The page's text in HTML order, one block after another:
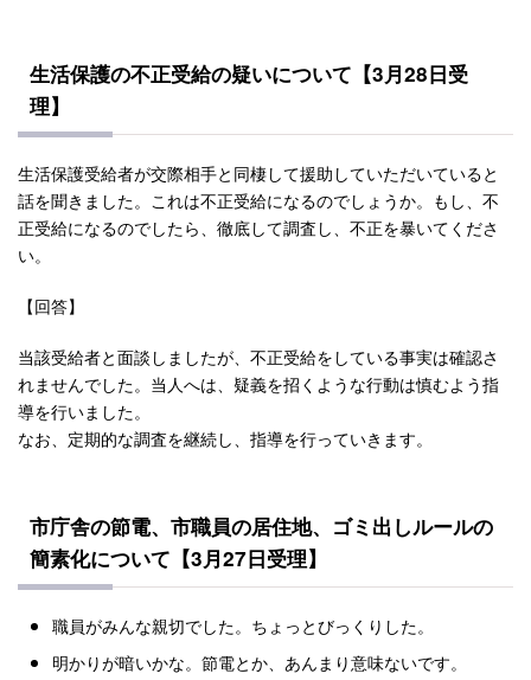
生活保護の不正受給の疑いについて【3月28日受
理】
生活保護受給者が交際相手と同棲して援助していただいていると
話を聞きました。これは不正受給になるのでしょうか。もし、不
正受給になるのでしたら、徹底して調査し、不正を暴いてくださ
い。
【回答】
当該受給者と面談しましたが、不正受給をしている事実は確認さ
れませんでした。当人へは、疑義を招くような行動は慎むよう指
導を行いました。
なお、定期的な調査を継続し、指導を行っていきます。
市庁舎の節電、市職員の居住地、ゴミ出しルールの
簡素化について【3月27日受理】
職員がみんな親切でした。ちょっとびっくりした。
明かりが暗いかな。節電とか、あんまり意味ないです。